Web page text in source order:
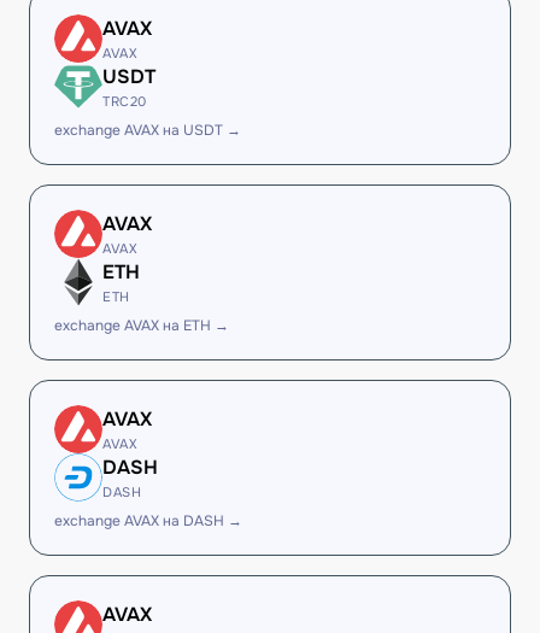
AVAX
AVAX
USDT
TRC20
exchange AVAX на USDT →
AVAX
AVAX
ETH
ETH
exchange AVAX на ETH →
AVAX
AVAX
DASH
DASH
exchange AVAX на DASH →
AVAX